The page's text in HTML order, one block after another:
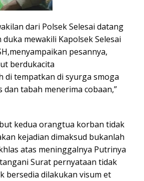
dari Polsek Selesai datang
mewakili Kapolsek Selesai
pesannya,
berdukacita
di tempatkan di syurga smoga
tabah menerima cobaan,”
kedua orangtua korban tidak
kejadian dimaksud bukanlah
atas meninggalnya Putrinya
Surat pernyataan tidak
bersedia dilakukan visum et